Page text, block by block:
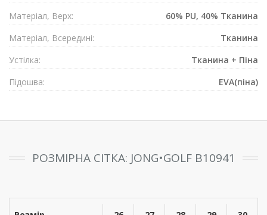
Матеріал, Верх:
60% PU, 40% Тканина
Матеріал, Всередині:
Тканина
Устілка:
Тканина + Піна
Підошва:
EVA(піна)
РОЗМІРНА СІТКА: JONG•GOLF B10941